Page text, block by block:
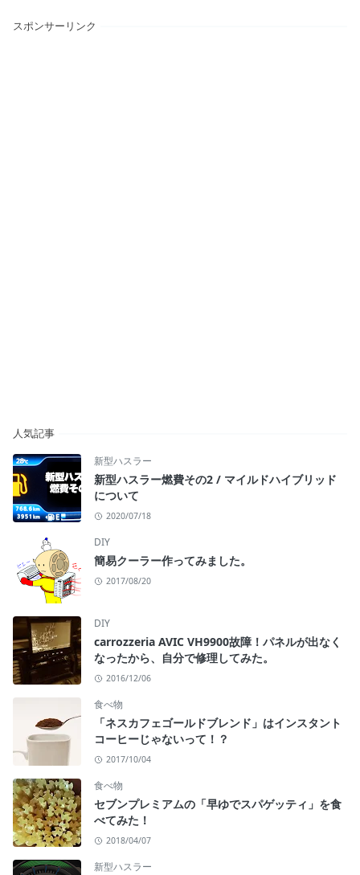
スポンサーリンク
人気記事
新型ハスラー
新型ハスラー燃費その2 / マイルドハイブリッド
について
2020/07/18
DIY
簡易クーラー作ってみました。
2017/08/20
DIY
carrozzeria AVIC VH9900故障！パネルが出なく
なったから、自分で修理してみた。
2016/12/06
食べ物
「ネスカフェゴールドブレンド」はインスタント
コーヒーじゃないって！？
2017/10/04
食べ物
セブンプレミアムの「早ゆでスパゲッティ」を食
べてみた！
2018/04/07
新型ハスラー